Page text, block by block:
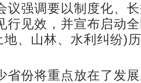
强调要以制度化、长
行见效，并宣布启动
地、山林、水利纠纷)
份将重点放在了发展